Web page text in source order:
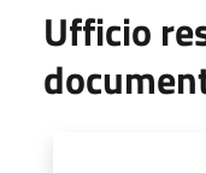
Ufficio